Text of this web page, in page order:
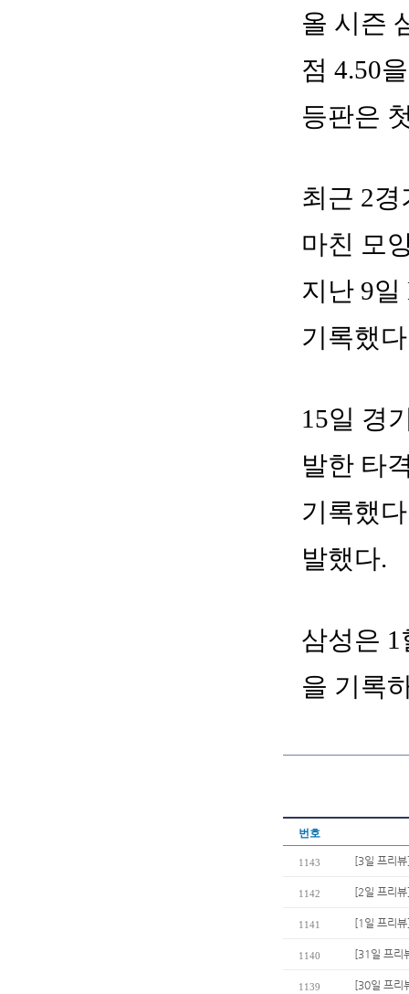
올 시즌
점 4.50
등판은
최근 2
마친 모
지난 9
기록했
15일 경
발한 타
기록했
발했다.
삼성은
을 기록
번호
1143 [3일 프리
1142 [2일 프리
1141 [1일 프리
1140 [31일 프리
1139 [30일 프리